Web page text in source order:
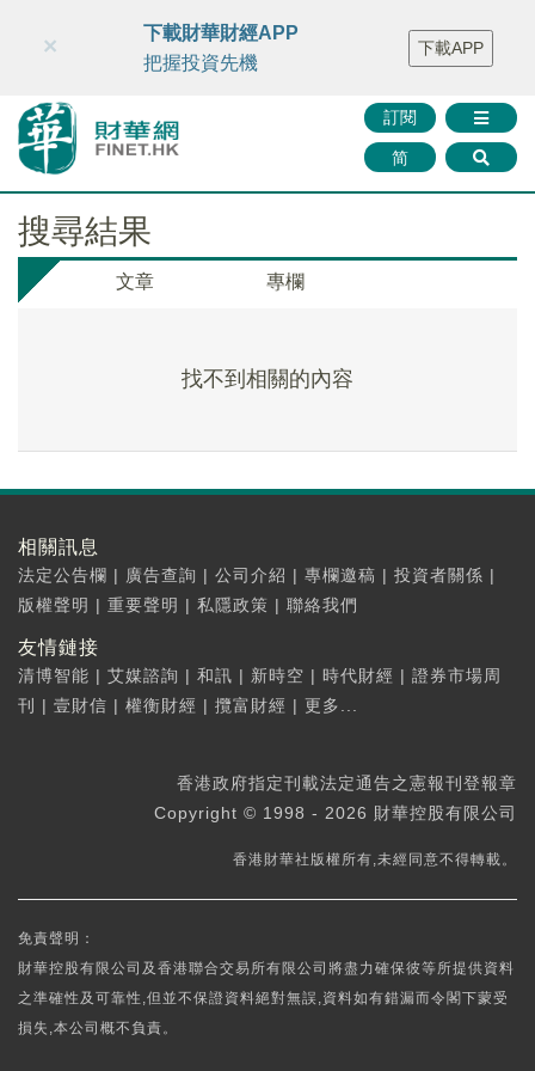
財華智庫網 FINTV FINMETA 財華證券 媒體矩陣
智庫沙龍
聯絡我們
訂閱
简
×
下載財華財經APP
把握投資先機
下載APP
搜尋結果
文章 專欄
找不到相關的內容
相關訊息
法定公告欄 | 廣告查詢 | 公司介紹 | 專欄邀稿 | 投資者關係 |
版權聲明 | 重要聲明 | 私隱政策 | 聯絡我們
友情鏈接
清博智能 | 艾媒諮詢 | 和訊 | 新時空 | 時代財經 | 證券市場周
刊
| 壹財信 | 權衡財經 | 攬富財經 | 更多...
香港政府指定刊載法定通告之憲報刊登報章
Copyright © 1998 - 2026 財華控股有限公司
香港財華社版權所有,未經同意不得轉載。
免責聲明：
財華控股有限公司及香港聯合交易所有限公司將盡力確保彼等所提供資料
之準確性及可靠性,但並不保證資料絕對無誤,資料如有錯漏而令閣下蒙受
損失,本公司概不負責。